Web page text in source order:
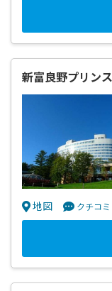
新富良野プリン
地図 クチコミ